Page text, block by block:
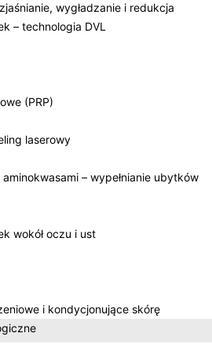
wygładzanie i redukcja
– technologia DVL
(PRP)
laserowy
– wypełnianie ubytków
wokół oczu i ust
i kondycjonujące skórę